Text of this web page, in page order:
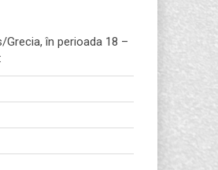
în perioada 18 –